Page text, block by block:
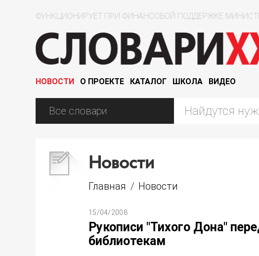
ФУНКЦИОНИРУЕТ ПРИ ФИНАНСОВОЙ ПОДДЕРЖКЕ
НОВОСТИ О ПРОЕКТЕ КАТАЛОГ ШКОЛА ВИДЕО
Новости
Главная / Новости
15/04/2008
Рукописи "Тихого Дона"
библиотекам